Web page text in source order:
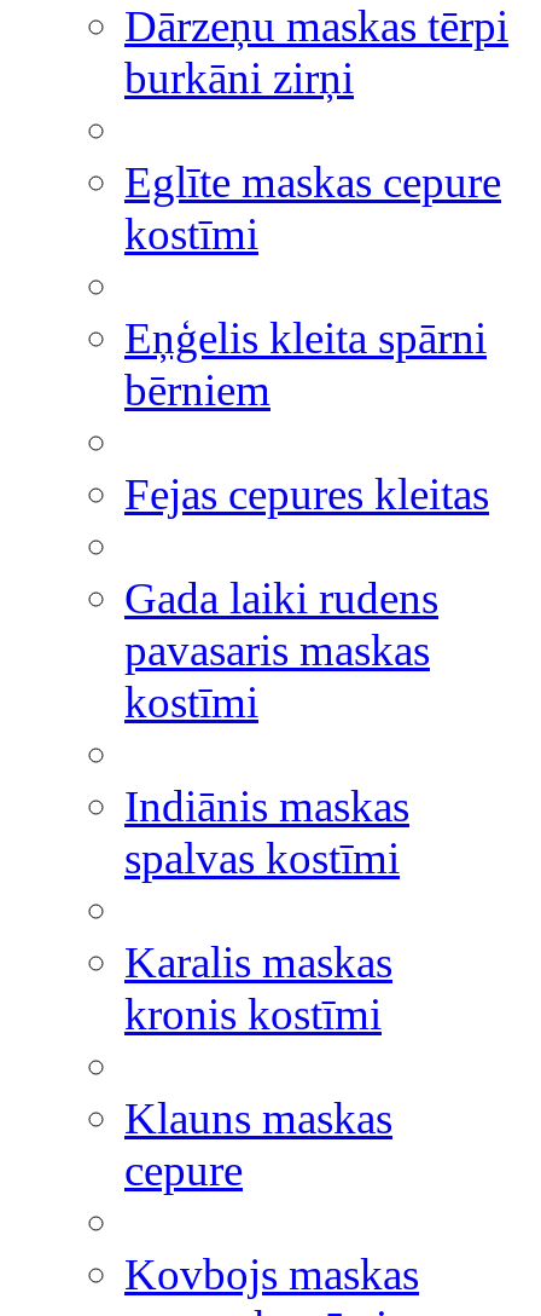
Dārzeņu maskas tērpi
burkāni zirņi
Eglīte maskas cepure
kostīmi
Eņģelis kleita spārni
bērniem
Fejas cepures kleitas
Gada laiki rudens
pavasaris maskas
kostīmi
Indiānis maskas
spalvas kostīmi
Karalis maskas
kronis kostīmi
Klauns maskas
cepure
Kovbojs maskas